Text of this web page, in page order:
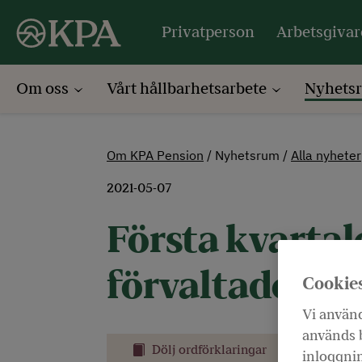
Privatperson
Om oss Vårt hållbarhetsarbete
Om KPA Pension Nyhetsrum Alla nyheter
2021-05-07
Första
förvaltade
Dölj ordförklaringar Skriv ut
Vi
används